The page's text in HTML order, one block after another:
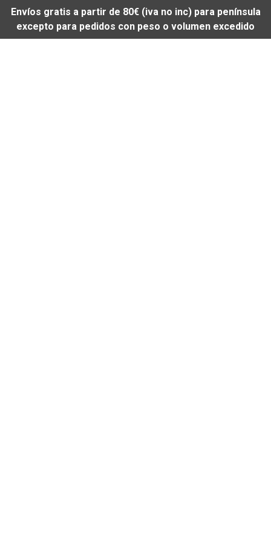
Envíos gratis a partir de 80€ (iva no inc) para península
excepto para pedidos con peso o volumen excedido